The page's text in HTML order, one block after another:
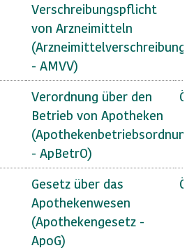
Verschreibungspflicht
von Arzneimitteln
- AMVV)
Verordnung über den
Betrieb von Apotheken
- ApBetrO)
Gesetz über das
Apothekenwesen
(Apothekengesetz -
ApoG)